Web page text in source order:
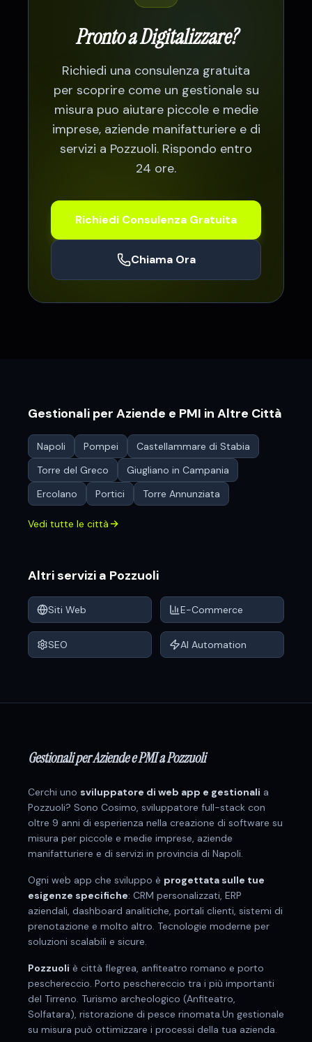
Pronto a Digitalizzare?
Richiedi una consulenza gratuita
per scoprire come un gestionale su
misura puo aiutarepiccole e medie
imprese, aziende manifatturiere e di
servizi a Pozzuoli. Rispondo entro
24 ore.
Richiedi Consulenza Gratuita
Chiama Ora
Gestionali per Aziende e PMI in Altre Città
Napoli Pompei
Castellammare di Stabia
Torre del Greco
Giugliano in Campania
Ercolano
Portici Torre Annunziata
Vedi tutte le città
Altri servizi a Pozzuoli
Siti Web E-Commerce
SEO AI Automation
Gestionali per Aziende e PMI a Pozzuoli
Cerchi uno sviluppatore di web app e gestionali a
Pozzuoli? Sono Cosimo, sviluppatore full-stack con
oltre 9 anni di esperienza nella creazione di software su
misura per piccole e medie imprese, aziende
manifatturiere e di servizi in provincia di Napoli.
Ogni web app che sviluppo è progettata sulle tue
esigenze specifiche: CRM personalizzati, ERP
aziendali, dashboard analitiche, portali clienti, sistemi di
prenotazione e molto altro. Tecnologie moderne per
soluzioni scalabili e sicure.
Pozzuoli è città flegrea, anfiteatro romano e porto
peschereccio. Porto peschereccio tra i più importanti
del Tirreno. Turismo archeologico (Anfiteatro,
Solfatara), ristorazione di pesce rinomata.Un gestionale
su misura può ottimizzare i processi della tua azienda.